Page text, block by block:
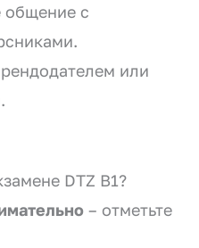
с
или
DTZ B1?
– отметьте